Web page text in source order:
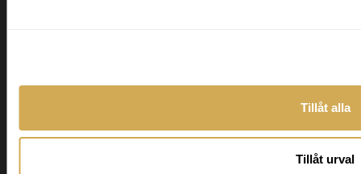
Tillåt alla
Tillåt urval
Svenska Badtunnor designar och tillverkar
badtunnor och terrasspooler för det nordiska